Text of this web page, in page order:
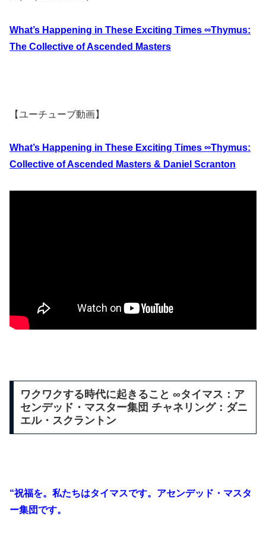
What’s Happening in These Exciting Times ∞Thymus:
The Collective of Ascended Masters
【ユーチューブ動画】
What’s Happening in These Exciting Times ∞Thymus:
Collective of Ascended Masters & Daniel Scranton
ワクワクする時代に起きること ∞タイマス：ア
センデッド・マスター集団 チャネリング：ダニ
エル・スクラントン
“祝福を。私たちはタイマスです。アセンデッド・マスタ
ー集団です。